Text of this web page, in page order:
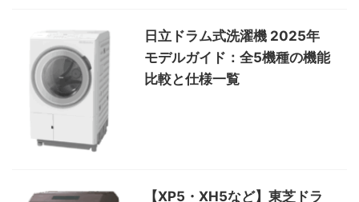
日立ドラム式洗濯機 2025年
モデルガイド：全5機種の機能
比較と仕様一覧
【XP5・XH5など】東芝ドラ